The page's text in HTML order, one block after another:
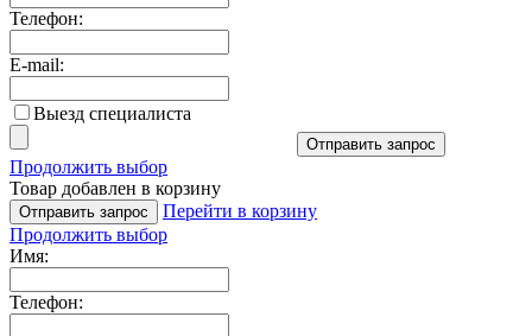
Телефон:
E-mail:
Выезд специалиста
Отправить запрос
Продолжить выбор
Товар добавлен в корзину
Отправить запрос
Перейти в корзину
Продолжить выбор
Имя:
Телефон: